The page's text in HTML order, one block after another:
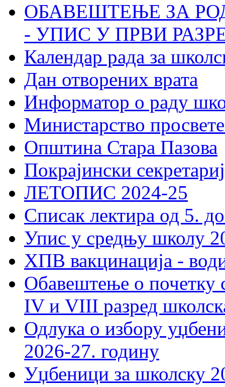
ОБАВЕШТЕЊЕ ЗА
- УПИС У ПРВИ
Календар рада за
Дан отворених врата
Информатор о раду
Министарство
Општина Стара Пазова
Покрајински
ЛЕТОПИС 2024-25
Списак лектира од 5.
Упис у средњу школу
ХПВ вакцинација -
Обавештење о почетку
IV и VIII разред
Одлука о избору
2026-27. годину
Уџбеници за школску